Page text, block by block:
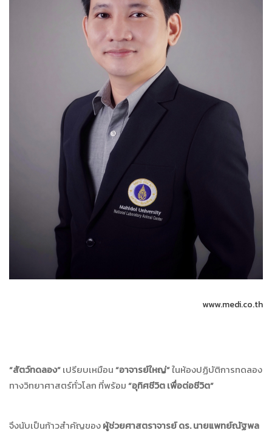
www.medi.co.th
“สัตว์ทดลอง”เปรียบเหมือน“อาจารย์ใหญ่”ในห้องปฏิบัติการทดลอง
ทางวิทยาศาสตร์ทั่วโลก ที่พร้อม“อุทิศชีวิต เพื่อต่อชีวิต”
จึงนับเป็นก้าวสำคัญของผู้ช่วยศาสตราจารย์ ดร.นายแพทย์ณัฐพล